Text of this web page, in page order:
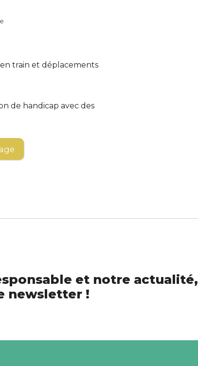
train et déplacements
de handicap avec des
et notre actualité,
newsletter !